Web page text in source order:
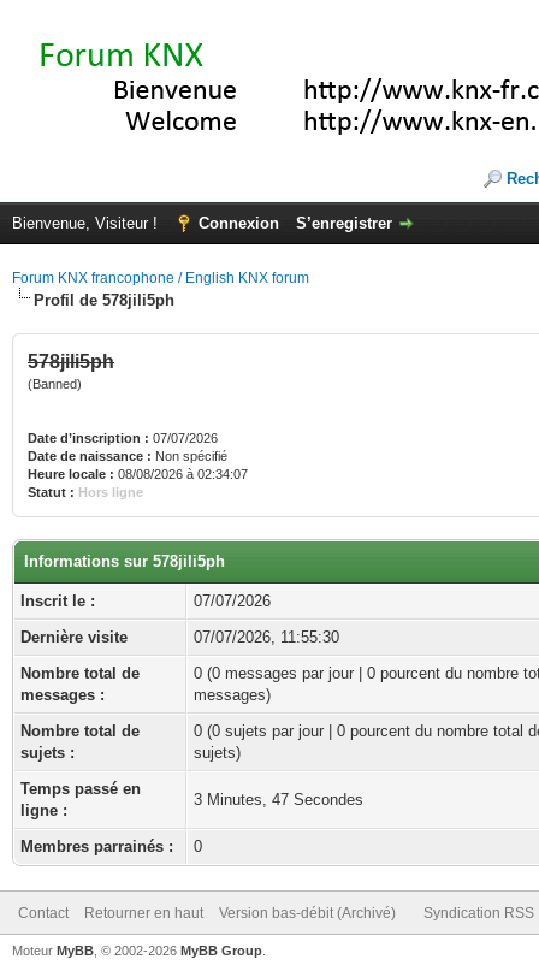
Bienvenue, Visiteur ! Connexion S’enregistrer
Forum KNX francophone / English KNX forum
Profil de 578jili5ph
578jili5ph
(Banned)
Date d’inscription : 07/07/2026
Date de naissance : Non spécifié
Heure locale : 08/08/2026 à 02:34:07
Statut : Hors ligne
Informations sur 578jili5ph
Inscrit le :
07/07/2026
Dernière visite
07/07/2026, 11:55:30
Nombre total de
messages :
0 (0 messages par jour | 0 pourcent du nombre
messages)
Nombre total de
sujets :
0 (0 sujets par jour | 0 pourcent du nombre total
sujets)
Temps passé en
ligne :
3 Minutes, 47 Secondes
Membres parrainés : 0
Contact Retourner en haut Version bas-débit (Archivé) Syndication RSS
Moteur MyBB , © 2002-2026 MyBB Group